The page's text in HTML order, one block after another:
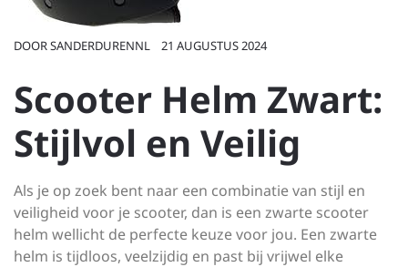
DOORSANDERDURENNL 21 AUGUSTUS 2024
Scooter Helm Zwart:
Stijlvol en Veilig
Als je op zoek bent naar een combinatie van stijl en
veiligheid voor je scooter, dan is een zwarte scooter
helm wellicht de perfecte keuze voor jou. Een zwarte
helm is tijdloos, veelzijdig en past bij vrijwel elke